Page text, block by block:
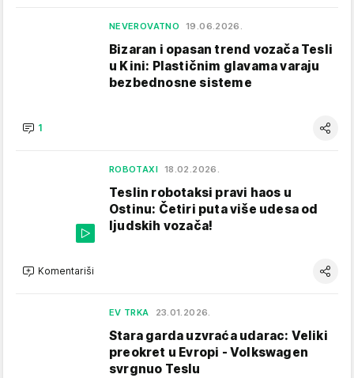
NEVEROVATNO 19.06.2026.
Bizaran i opasan trend vozača Tesli
u Kini: Plastičnim glavama varaju
bezbednosne sisteme
1
ROBOTAXI 18.02.2026.
Teslin robotaksi pravi haos u
Ostinu: Četiri puta više udesa od
ljudskih vozača!
Komentariši
EV TRKA 23.01.2026.
Stara garda uzvraća udarac: Veliki
preokret u Evropi - Volkswagen
svrgnuo Teslu